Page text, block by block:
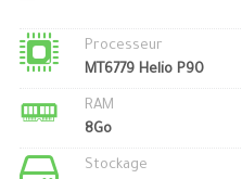
Processeur
MT6779 Helio P90
RAM
8Go
Stockage